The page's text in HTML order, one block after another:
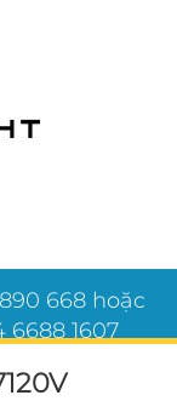
668 hoặc
6688 1607